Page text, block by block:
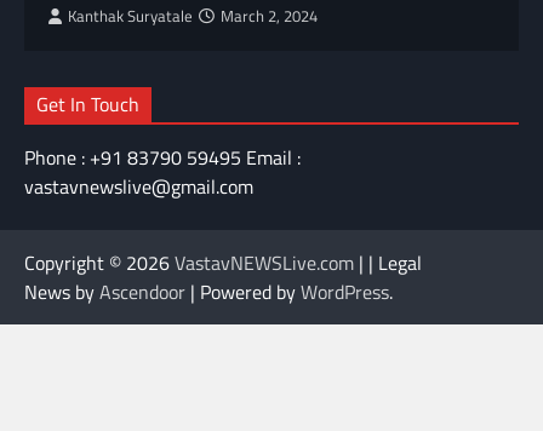
Kanthak Suryatale March 2, 2024
Get In Touch
Phone : +91 83790 59495 Email :
vastavnewslive@gmail.com
Copyright © 2026VastavNEWSLive.com | | Legal
News byAscendoor | Powered byWordPress.